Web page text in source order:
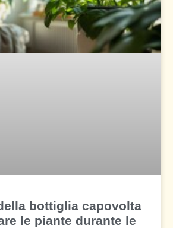
bottiglia capovolta
le piante durante le